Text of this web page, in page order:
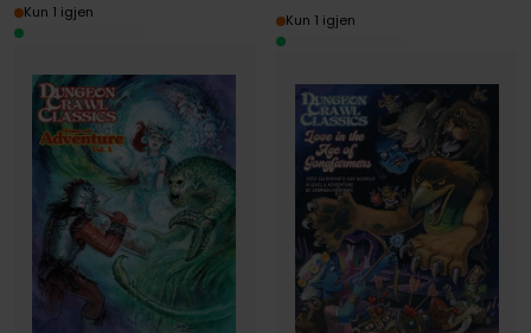
Kun 1 igjen
Kun 1 igjen